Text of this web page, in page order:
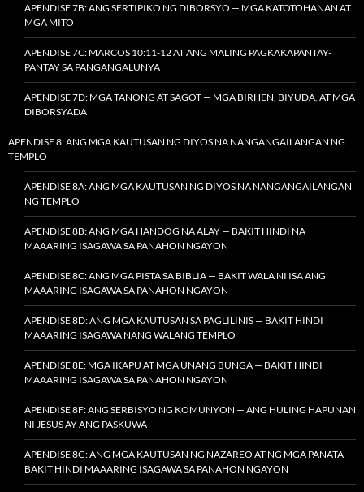
APENDISE 7B: ANG SERTIPIKO NG DIBORSYO — MGA KATOTOHANAN AT
MGA MITO
APENDISE 7C: MARCOS 10:11-12 AT ANG MALING PAGKAKAPANTAY-
PANTAY SA PANGANGALUNYA
APENDISE 7D: MGA TANONG AT SAGOT — MGA BIRHEN, BIYUDA, AT MGA
DIBORSYADA
APENDISE 8: ANG MGA KAUTUSAN NG DIYOS NA NANGANGAILANGAN NG
TEMPLO
APENDISE 8A: ANG MGA KAUTUSAN NG DIYOS NA NANGANGAILANGAN
NG TEMPLO
APENDISE 8B: ANG MGA HANDOG NA ALAY — BAKIT HINDI NA
MAAARING ISAGAWA SA PANAHON NGAYON
APENDISE 8C: ANG MGA PISTA SA BIBLIA — BAKIT WALA NI ISA ANG
MAAARING ISAGAWA SA PANAHON NGAYON
APENDISE 8D: ANG MGA KAUTUSAN SA PAGLILINIS — BAKIT HINDI
MAAARING ISAGAWA NANG WALANG TEMPLO
APENDISE 8E: MGA IKAPU AT MGA UNANG BUNGA — BAKIT HINDI
MAAARING ISAGAWA SA PANAHON NGAYON
APENDISE 8F: ANG SERBISYO NG KOMUNYON — ANG HULING HAPUNAN
NI JESUS AY ANG PASKUWA
APENDISE 8G: ANG MGA KAUTUSAN NG NAZAREO AT NG MGA PANATA —
BAKIT HINDI MAAARING ISAGAWA SA PANAHON NGAYON